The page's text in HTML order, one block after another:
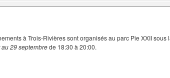
à Trois-Rivières sont organisés au parc Pie XXII
29 septembrede 18:30 à 20:00.